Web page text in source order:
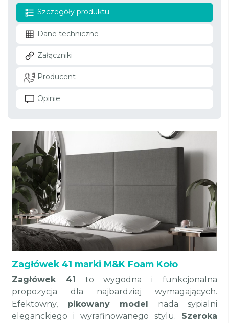
Szczegóły produktu
Dane techniczne
Załączniki
Producent
Opinie
Zagłówek 41 marki M&K Foam Koło
Zagłówek 41
to wygodna i funkcjonalna
propozycja dla najbardziej wymagających.
Efektowny, pikowany model
nada sypialni
eleganckiego i wyrafinowanego stylu. Szeroka